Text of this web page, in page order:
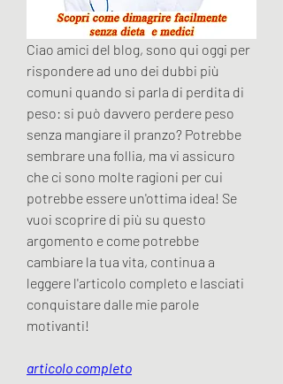
Ciao amici del blog, sono qui oggi per
rispondere ad uno dei dubbi più
comuni quando si parla di perdita di
peso: si può davvero perdere peso
senza mangiare il pranzo? Potrebbe
sembrare una follia, ma vi assicuro
che ci sono molte ragioni per cui
potrebbe essere un'ottima idea! Se
vuoi scoprire di più su questo
argomento e come potrebbe
cambiare la tua vita, continua a
leggere l'articolo completo e lasciati
conquistare dalle mie parole
motivanti!
articolo completo